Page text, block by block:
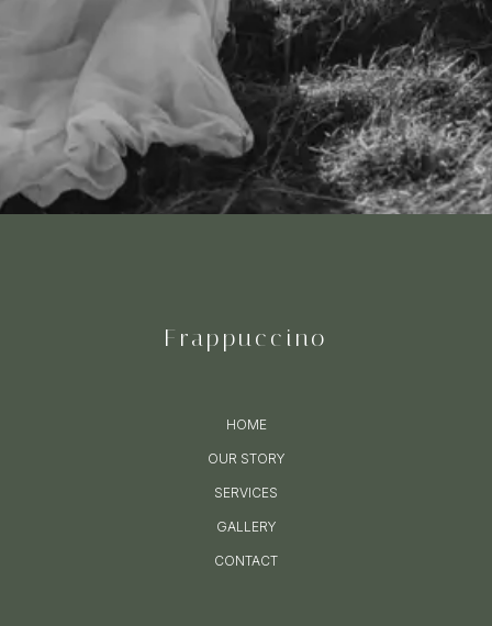
Frappuccino
HOME
OUR STORY
SERVICES
GALLERY
CONTACT